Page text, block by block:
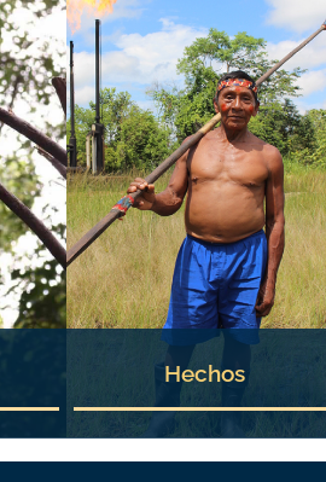
Hechos